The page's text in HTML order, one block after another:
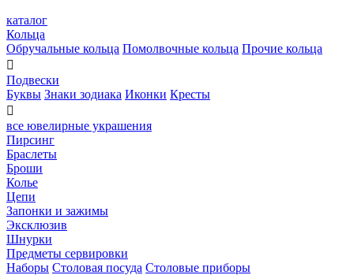
каталог
Кольца
Обручальные кольца Помолвочные кольца Прочие кольца

Подвески
Буквы Знаки зодиака Иконки Кресты

все ювелирные украшения
Пирсинг
Браслеты
Броши
Колье
Цепи
Запонки и зажимы
Эксклюзив
Шнурки
Предметы сервировки
Наборы Столовая посуда Столовые приборы